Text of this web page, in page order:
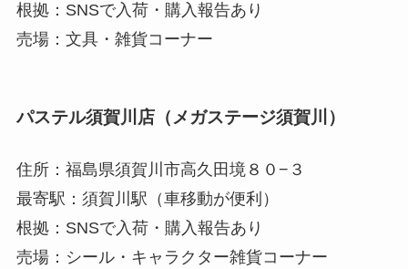
根拠：SNSで入荷・購入報告あり
売場：文具・雑貨コーナー
パステル須賀川店（メガステージ須賀川）
住所：福島県須賀川市高久田境８０−３
最寄駅：須賀川駅（車移動が便利）
根拠：SNSで入荷・購入報告あり
売場：シール・キャラクター雑貨コーナー